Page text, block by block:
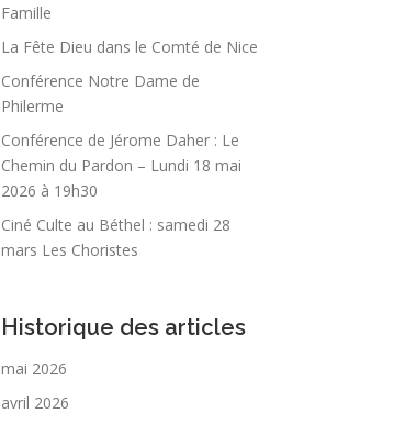
Famille
La Fête Dieu dans le Comté de Nice
Conférence Notre Dame de
Philerme
Conférence de Jérome Daher : Le
Chemin du Pardon – Lundi 18 mai
2026 à 19h30
Ciné Culte au Béthel : samedi 28
mars Les Choristes
Historique des articles
mai 2026
avril 2026